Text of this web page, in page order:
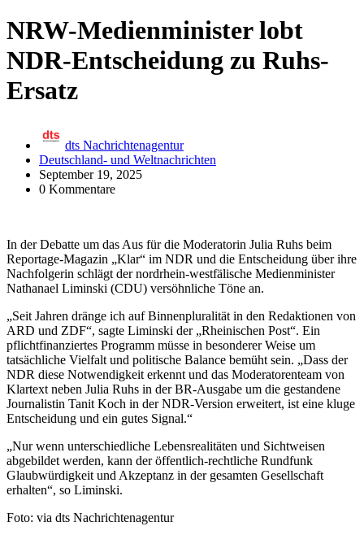
NRW-Medienminister lobt
NDR-Entscheidung zu Ruhs-
Ersatz
dts Nachrichtenagentur
Deutschland- und Weltnachrichten
September 19, 2025
0 Kommentare
In der Debatte um das Aus für die Moderatorin Julia Ruhs beim
Reportage-Magazin „Klar“ im NDR und die Entscheidung über ihre
Nachfolgerin schlägt der nordrhein-westfälische Medienminister
Nathanael Liminski (CDU) versöhnliche Töne an.
„Seit Jahren dränge ich auf Binnenpluralität in den Redaktionen von
ARD und ZDF“, sagte Liminski der „Rheinischen Post“. Ein
pflichtfinanziertes Programm müsse in besonderer Weise um
tatsächliche Vielfalt und politische Balance bemüht sein. „Dass der
NDR diese Notwendigkeit erkennt und das Moderatorenteam von
Klartext neben Julia Ruhs in der BR-Ausgabe um die gestandene
Journalistin Tanit Koch in der NDR-Version erweitert, ist eine kluge
Entscheidung und ein gutes Signal.“
„Nur wenn unterschiedliche Lebensrealitäten und Sichtweisen
abgebildet werden, kann der öffentlich-rechtliche Rundfunk
Glaubwürdigkeit und Akzeptanz in der gesamten Gesellschaft
erhalten“, so Liminski.
Foto: via dts Nachrichtenagentur